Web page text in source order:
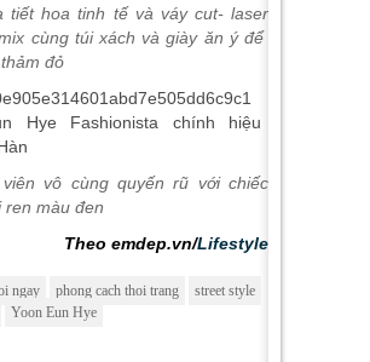
tiết hoa tinh tế và váy cut- laser
cùng túi xách và giày ăn ý để
đỏ
vô cùng quyến rũ với chiếc
ren màu đen
Theo emdep.vn/Lifestyle
ngay phong cach thoi trang
street style
Yoon Eun Hye